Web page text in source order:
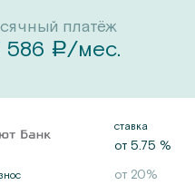
платёж
586 a/мес.
ставка
от 5.75 %
от 20%